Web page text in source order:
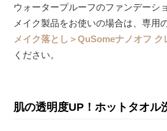
ウォータープルーフのファンデーシ
メイク製品をお使いの場合は、専用
メイク落とし＞QuSomeナノオフ ク
ください。
肌の透明度UP！ホットタオル